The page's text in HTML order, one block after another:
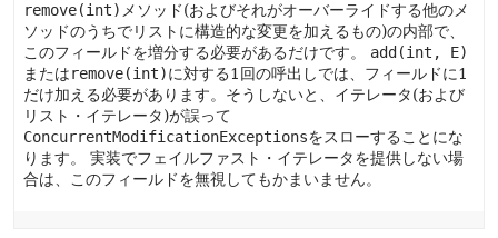
remove(int) メソッド(およびそれがオーバーライドする他のメ
ソッドのうちでリストに構造的な変更を加えるもの)の内部で、
このフィールドを増分する必要があるだけです。
add(int, E)
またはremove(int)に対する1回の呼出しでは、フィールドに1
だけ加える必要があります。そうしないと、イテレータ(および
リスト・イテレータ)が誤って
ConcurrentModificationExceptionsをスローすることにな
ります。
実装でフェイルファスト・イテレータを提供しない場
合は、このフィールドを無視してもかまいません。